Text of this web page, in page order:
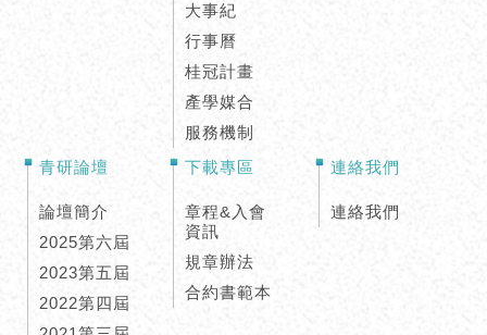
大事紀
行事曆
桂冠計畫
產學媒合
服務機制
青研論壇
論壇簡介
2025第六屆
2023第五屆
2022第四屆
下載專區
章程&入會
資訊
規章辦法
合約書範本
連絡我們
連絡我們